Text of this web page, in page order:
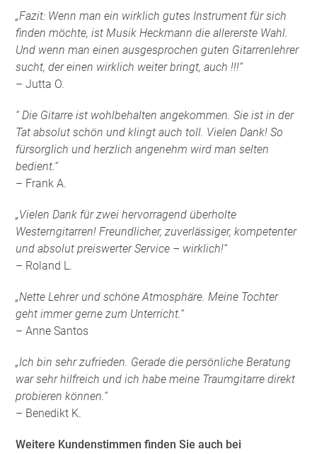
„Fazit: Wenn man ein wirklich gutes Instrument für sich
finden möchte, ist Musik Heckmann die allererste Wahl.
Und wenn man einen ausgesprochen guten Gitarrenlehrer
sucht, der einen wirklich weiter bringt, auch !!!“
– Jutta O.
“ Die Gitarre ist wohlbehalten angekommen. Sie ist in der
Tat absolut schön und klingt auch toll. Vielen Dank! So
fürsorglich und herzlich angenehm wird man selten
bedient.“
– Frank A.
„Vielen Dank für zwei hervorragend überholte
Westerngitarren! Freundlicher, zuverlässiger, kompetenter
und absolut preiswerter Service – wirklich!“
– Roland L.
„Nette Lehrer und schöne Atmosphäre. Meine Tochter
geht immer gerne zum Unterricht.“
– Anne Santos
„Ich bin sehr zufrieden. Gerade die persönliche Beratung
war sehr hilfreich und ich habe meine Traumgitarre direkt
probieren können.“
– Benedikt K.
Weitere Kundenstimmen finden Sie auch bei